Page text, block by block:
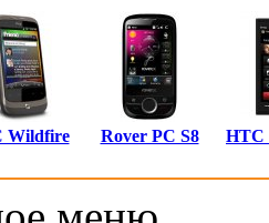
Wildfire Rover PC S8 HTC